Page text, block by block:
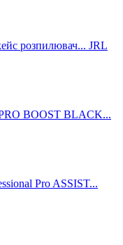
розпилювач... JRL
BOOST BLACK...
Pro ASSIST...